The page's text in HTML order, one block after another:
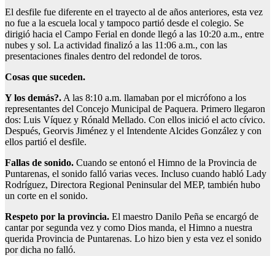
El desfile fue diferente en el trayecto al de años anteriores, esta vez
no fue a la escuela local y tampoco partió desde el colegio. Se
dirigió hacia el Campo Ferial en donde llegó a las 10:20 a.m., entre
nubes y sol. La actividad finalizó a las 11:06 a.m., con las
presentaciones finales dentro del redondel de toros.
Cosas que suceden.
Y los demás?.A las 8:10 a.m. llamaban por el micrófono a los
representantes del Concejo Municipal de Paquera. Primero llegaron
dos: Luis Víquez y Rónald Mellado. Con ellos inició el acto cívico.
Después, Georvis Jiménez y el Intendente Alcides González y con
ellos partió el desfile.
Fallas de sonido. Cuando se entonó el Himno de la Provincia de
Puntarenas, el sonido falló varias veces. Incluso cuando habló Lady
Rodríguez, Directora Regional Peninsular del MEP, también hubo
un corte en el sonido.
Respeto por la provincia. El maestro Danilo Peña se encargó de
cantar por segunda vez y como Dios manda, el Himno a nuestra
querida Provincia de Puntarenas. Lo hizo bien y esta vez el sonido
por dicha no falló.